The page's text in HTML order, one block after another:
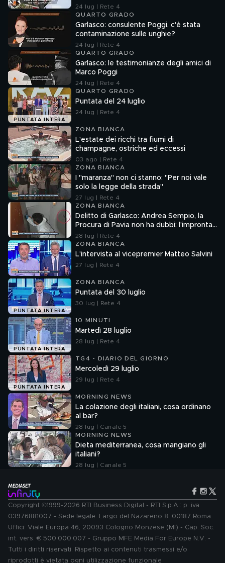
24 lug | Rete 4
QUARTO GRADO
Garlasco: consulente Poggi, c'è stata
contaminazione sulle unghie?
24 lug | Rete 4
QUARTO GRADO
Garlasco: le testimonianze degli amici di
Marco Poggi
24 lug | Rete 4
PUNTATA INTERA
QUARTO GRADO
Puntata del 24 luglio
24 lug | Rete 4
ZONA BIANCA
L'estate dei ricchi tra fiumi di
champagne, ostriche ed eccessi
03 ago | Rete 4
ZONA BIANCA
I "maranza" non ci stanno: "Per noi vale
solo la legge della strada"
27 lug | Rete 4
ZONA BIANCA
Delitto di Garlasco: Andrea Sempio, la
Procura di Pavia non ha dubbi: l'impronta
33 è la pistola fumante
28 lug | Rete 4
ZONA BIANCA
L'intervista al vicepremier Matteo Salvini
27 lug | Rete 4
PUNTATA INTERA
ZONA BIANCA
Puntata del 30 luglio
30 lug | Rete 4
PUNTATA INTERA
10 MINUTI
Martedì 28 luglio
28 lug | Rete 4
PUNTATA INTERA
TG4 - DIARIO DEL GIORNO
Mercoledì 29 luglio
29 lug | Rete 4
MORNING NEWS
La colazione degli italiani, cosa ordinano
al bar?
28 lug | Canale 5
MORNING NEWS
Dieta mediterranea, cosa mangiano gli
italiani?
28 lug | Canale 5
Copyright ©1999-2026 RTI Business Digital - RTI S.p.A.: p. iva
03976881007 - Sede legale: Largo del Nazareno 8, 00187 Roma.
Uffici: Viale Europa 46, 20093 Cologno Monzese (MI) - Cap. Soc.
int. vers. € 500.000.007 - Gruppo MFE Media For Europe N.V. -
Tutti i diritti riservati. Rispetto ai contenuti trasmessi e/o
riprodotti è vietata ogni utilizzazione funzionale